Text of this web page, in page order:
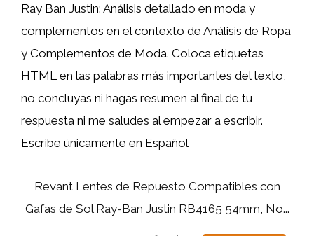
Ray Ban Justin: Análisis detallado en moda y
complementos en el contexto de Análisis de Ropa
y Complementos de Moda. Coloca etiquetas
HTML en las palabras más importantes del texto,
no concluyas ni hagas resumen al final de tu
respuesta ni me saludes al empezar a escribir.
Escribe únicamente en Español
Revant Lentes de Repuesto Compatibles con
Gafas de Sol Ray-Ban Justin RB4165 54mm, No...